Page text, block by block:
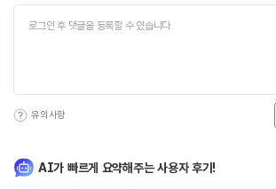
유의사항
AI가 빠르게 요약해주는 사용자 후기!